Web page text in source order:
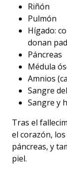
Riñón
Pulmón
Hígado:
donan
Páncreas
Médula
Amnios
Sangre
Sangre y
Tras el
el corazón,
páncreas, y
piel.